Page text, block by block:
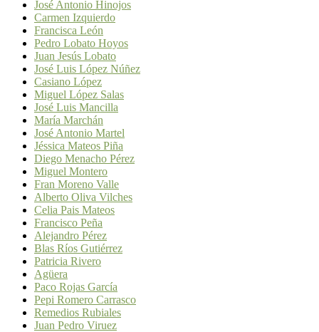
José Antonio Hinojos
Carmen Izquierdo
Francisca León
Pedro Lobato Hoyos
Juan Jesús Lobato
José Luis López Núñez
Casiano López
Miguel López Salas
José Luis Mancilla
María Marchán
José Antonio Martel
Jéssica Mateos Piña
Diego Menacho Pérez
Miguel Montero
Fran Moreno Valle
Alberto Oliva Vilches
Celia Pais Mateos
Francisco Peña
Alejandro Pérez
Blas Ríos Gutiérrez
Patricia Rivero
Agüera
Paco Rojas García
Pepi Romero Carrasco
Remedios Rubiales
Juan Pedro Viruez